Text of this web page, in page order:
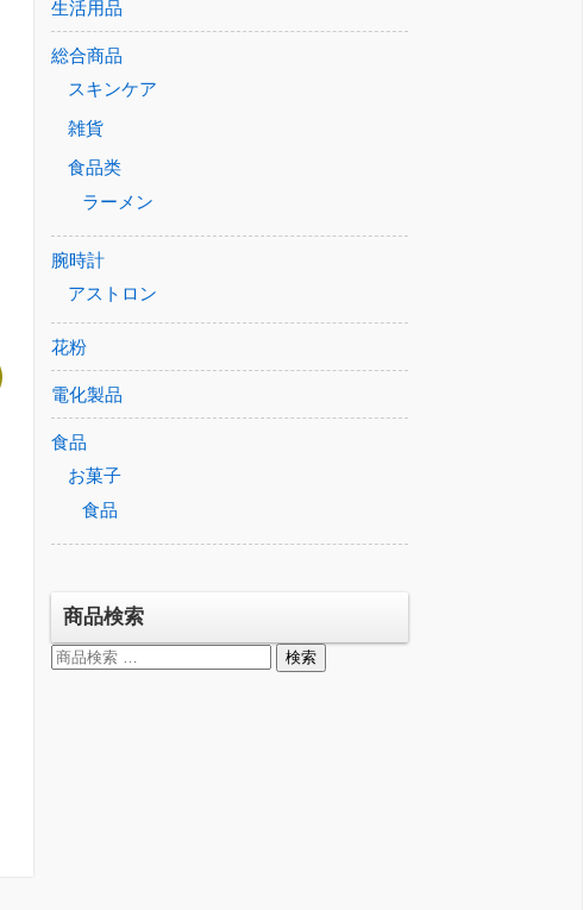
生活用品
総合商品
スキンケア
雑貨
食品类
ラーメン
腕時計
アストロン
花粉
電化製品
食品
お菓子
食品
商品検索
検
検索